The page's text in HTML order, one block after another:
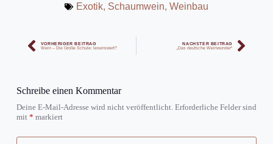
Exotik, Schaumwein, Weinbau
VORHERIGER BEITRAG
Wein – Die Große Schule: lesenswert?
NÄCHSTER BEITRAG
„Das deutsche Weinwunder“
Schreibe einen Kommentar
Deine E-Mail-Adresse wird nicht veröffentlicht. Erforderliche Felder sind
mit * markiert